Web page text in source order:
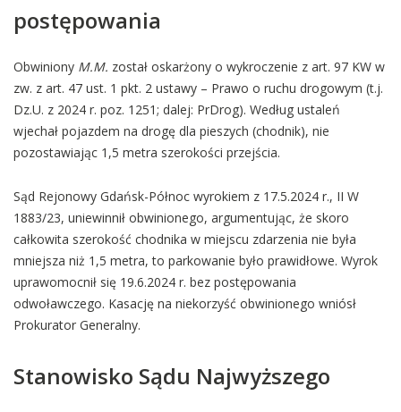
postępowania
Obwiniony M.M. został oskarżony o wykroczenie z art. 97 KW w
zw. z art. 47 ust. 1 pkt. 2 ustawy – Prawo o ruchu drogowym (t.j.
Dz.U. z 2024 r. poz. 1251; dalej: PrDrog). Według ustaleń
wjechał pojazdem na drogę dla pieszych (chodnik), nie
pozostawiając 1,5 metra szerokości przejścia.
Sąd Rejonowy Gdańsk-Północ wyrokiem z 17.5.2024 r., II W
1883/23, uniewinnił obwinionego, argumentując, że skoro
całkowita szerokość chodnika w miejscu zdarzenia nie była
mniejsza niż 1,5 metra, to parkowanie było prawidłowe. Wyrok
uprawomocnił się 19.6.2024 r. bez postępowania
odwoławczego. Kasację na niekorzyść obwinionego wniósł
Prokurator Generalny.
Stanowisko Sądu Najwyższego